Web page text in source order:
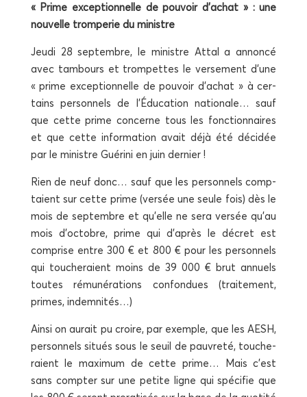
« Prime excep­tion­nelle de pou­voir d’achat » : une
nou­velle trom­pe­rie du ministre
Jeu­di 28 sep­tembre, le ministre Attal a annon­cé
avec tam­bours et trom­pettes le ver­se­ment d’une
« prime excep­tion­nelle de pou­voir d’achat » à cer­
tains per­son­nels de l’Éducation natio­nale… sauf
que cette prime concerne tous les fonc­tion­naires
et que cette infor­ma­tion avait déjà été déci­dée
par le ministre Gué­ri­ni en juin dernier !
Rien de neuf donc… sauf que les per­son­nels comp­
taient sur cette prime (ver­sée une seule fois) dès le
mois de sep­tembre et qu’elle ne sera ver­sée qu’au
mois d’octobre, prime qui d’après le décret est
com­prise entre 300 € et 800 € pour les per­son­nels
qui tou­che­raient moins de 39 000 € brut annuels
toutes rému­né­ra­tions confon­dues (trai­te­ment,
primes, indemnités…)
Ain­si on aurait pu croire, par exemple, que les AESH,
per­son­nels situés sous le seuil de pau­vre­té, tou­che­
raient le maxi­mum de cette prime… Mais c’est
sans comp­ter sur une petite ligne qui spé­ci­fie que